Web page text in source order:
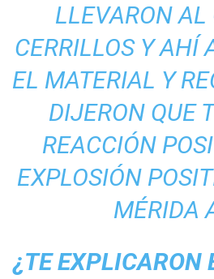
LLEVARON AL
CERRILLOS Y AHÍ
EL MATERIAL Y
DIJERON QUE
REACCIÓN
EXPLOSIÓN
MÉRIDA
¿TE EXPLICARON